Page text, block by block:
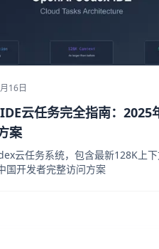
16日
云任务完全指南：2025
案
云任务系统，包含最新128K上
国开发者完整访问方案